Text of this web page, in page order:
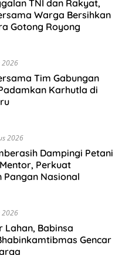
TNI dan Rakyat,
Warga Bersihkan
Gotong Royong
2026
Tim Gabungan
Karhutla di
2026
Dampingi Petani
Perkuat
Pangan Nasional
2026
Lahan, Babinsa
Gencar